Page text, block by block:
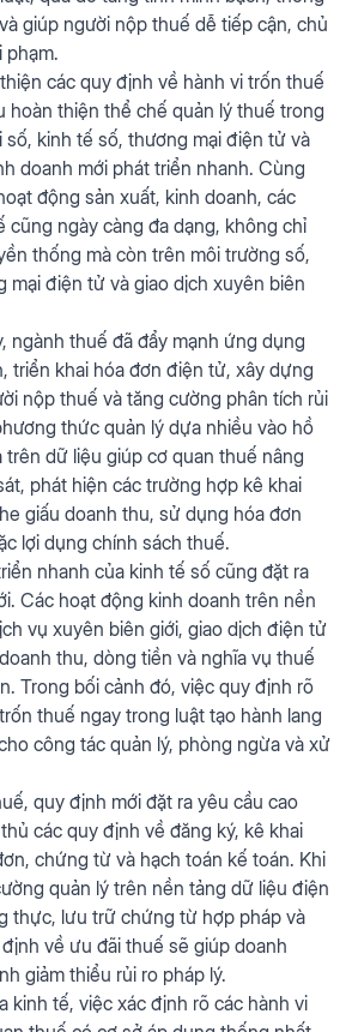
giúp người nộp thuế dễ tiếp cận, chủ
các quy định về hành vi trốn thuế
hoàn thiện thể chế quản lý thuế trong
số, kinh tế số, thương mại điện tử và
doanh mới phát triển nhanh. Cùng
động sản xuất, kinh doanh, các
cũng ngày càng đa dạng, không chỉ
thống mà còn trên môi trường số,
mại điện tử và giao dịch xuyên biên
ngành thuế đã đẩy mạnh ứng dụng
triển khai hóa đơn điện tử, xây dựng
nộp thuế và tăng cường phân tích rủi
thức quản lý dựa nhiều vào hồ
dữ liệu giúp cơ quan thuế nâng
phát hiện các trường hợp kê khai
giấu doanh thu, sử dụng hóa đơn
lợi dụng chính sách thuế.
nhanh của kinh tế số cũng đặt ra
Các hoạt động kinh doanh trên nền
vụ xuyên biên giới, giao dịch điện tử
thu, dòng tiền và nghĩa vụ thuế
Trong bối cảnh đó, việc quy định rõ
thuế ngay trong luật tạo hành lang
công tác quản lý, phòng ngừa và xử
quy định mới đặt ra yêu cầu cao
các quy định về đăng ký, kê khai
chứng từ và hạch toán kế toán. Khi
quản lý trên nền tảng dữ liệu điện
thực, lưu trữ chứng từ hợp pháp và
về ưu đãi thuế sẽ giúp doanh
giảm thiểu rủi ro pháp lý.
kinh tế, việc xác định rõ các hành vi